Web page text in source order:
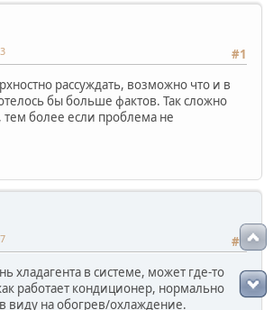
#1
рассуждать, возможно что и в
бы больше фактов. Так сложно
тем более если проблема не
#2
хладагента в системе, может где-то
работает кондиционер, нормально
виду на обогрев/охлаждение.